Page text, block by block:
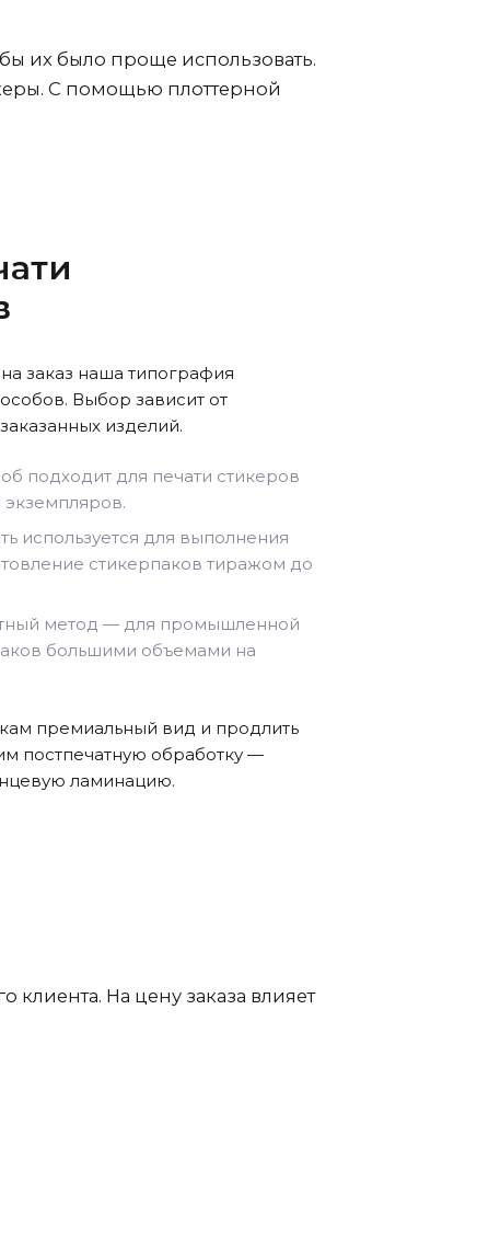
их было проще использовать.
С помощью плоттерной
заказ наша типография
Выбор зависит от
изделий.
подходит для печати стикеров
используется для выполнения
стикерпаков тиражом до
метод — для промышленной
большими объемами на
премиальный вид и продлить
постпечатную обработку —
ламинацию.
клиента. На цену заказа влияет